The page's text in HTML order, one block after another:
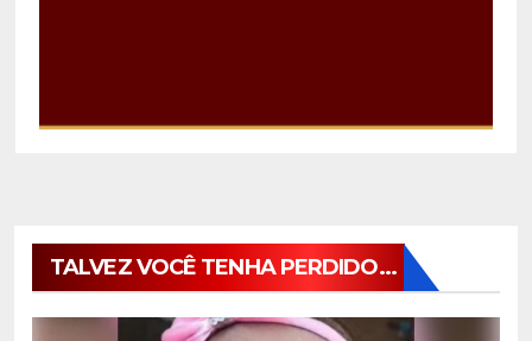
TALVEZ VOCÊ TENHA PERDIDO...